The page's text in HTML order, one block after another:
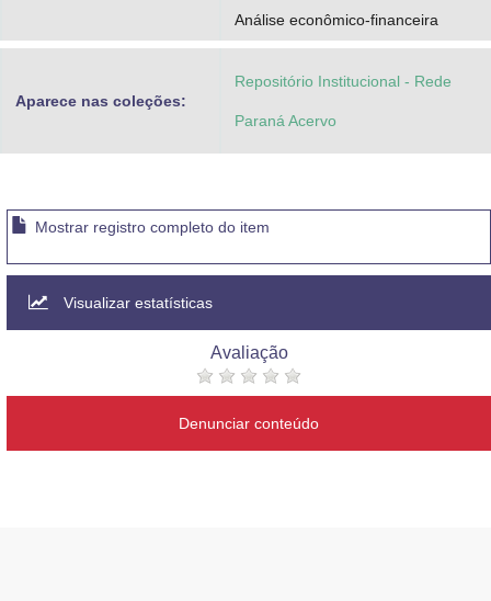
Análise econômico-financeira
Aparece nas coleções:
Repositório Institucional - Rede
Paraná Acervo
Mostrar registro completo do item
Visualizar estatísticas
Avaliação
Denunciar conteúdo